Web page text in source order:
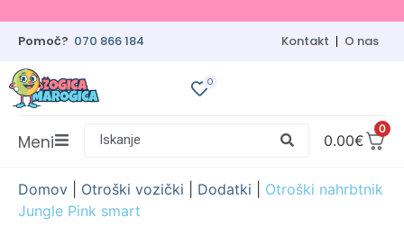
Pomoč? 070 866 184 Kontakt O nas
0
0
0.00€
Iskanje
Meni
Domov Otroški vozički Dodatki
Otroški nahrbtnik
Jungle Pink smart